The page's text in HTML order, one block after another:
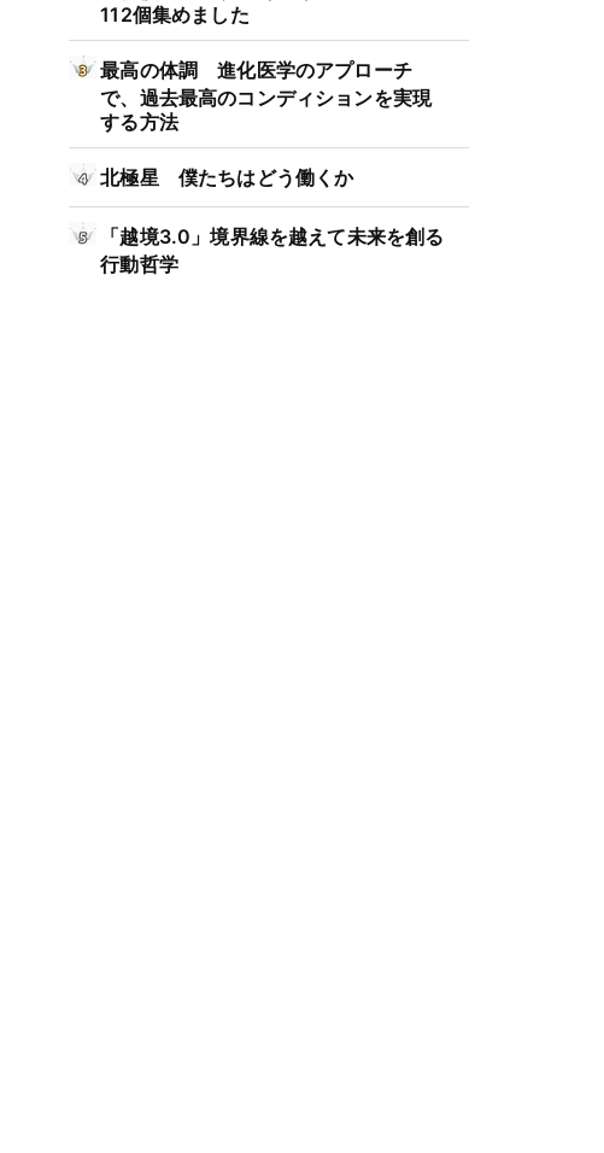
112個集めました
最高の体調 進化医学のアプローチ
で、過去最高のコンディションを実現
する方法
北極星 僕たちはどう働くか
「越境3.0」境界線を越えて未来を創る
行動哲学